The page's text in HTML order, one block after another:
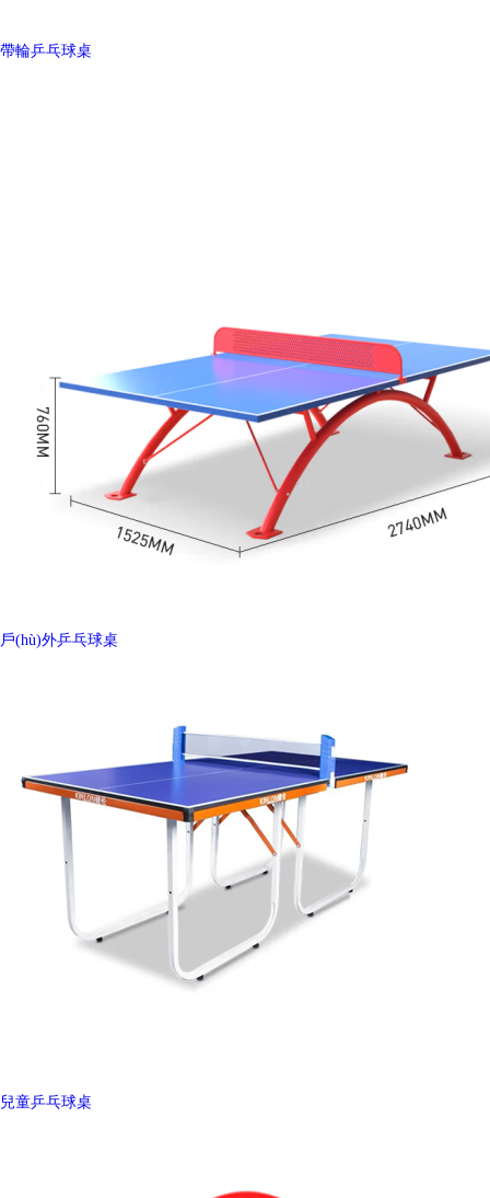
帶輪乒乓球桌
戶(hù)外乒乓球桌
兒童乒乓球桌